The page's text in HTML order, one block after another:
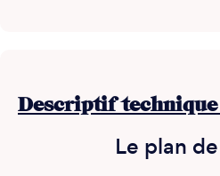
Descriptif
Le plan